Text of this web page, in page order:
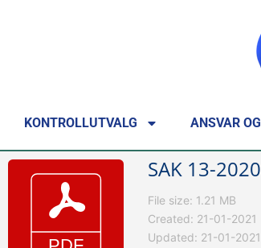
KONTROLLUTVALG ANSVAR
SAK 13-
File size: 1.21 MB
Created: 21-01-2021
Updated: 21-01-2021